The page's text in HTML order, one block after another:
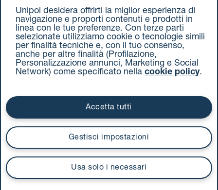
Documenti contrattuali
Via Stalingrado 37 - 40128 Bologna
Tel 051 5077111 - Fax 051 375349
unipolmove@pec.unipol.it
C.F. 03506831209 e P. IVA 03740811207 R.E.A. 524585
UnipolTech S.p.A.
I prezzi si intendono compresi di IVA
Unipol desidera offrirti la miglior esperienza di
navigazione e proporti contenuti e prodotti in
linea con le tue preferenze. Con terze parti
selezionate utilizziamo cookie o tecnologie simili
per finalità tecniche e, con il tuo consenso,
anche per altre finalità (Profilazione,
Personalizzazione annunci, Marketing e Social
Network) come specificato nella cookie policy.
Usa solo i necessari
Gestisci impostazioni
Accetta tutti